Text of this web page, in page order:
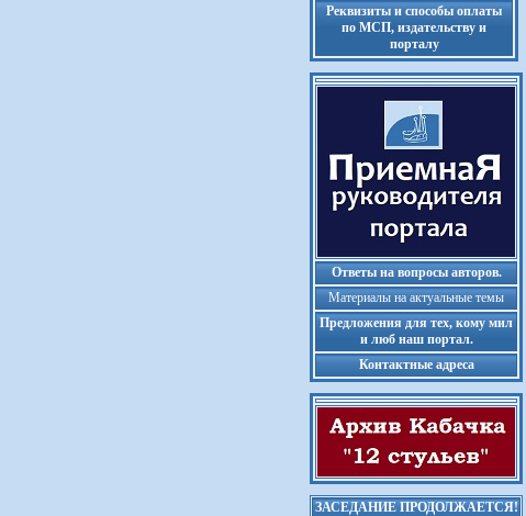
Реквизиты и способы оплаты
по МСП, издательству и
порталу
Ответы на вопросы авторов.
Материалы на актуальные темы
Предложения для тех, кому мил
и люб наш портал.
Контактные адреса
ЗАСЕДАНИЕ ПРОДОЛЖАЕТСЯ!